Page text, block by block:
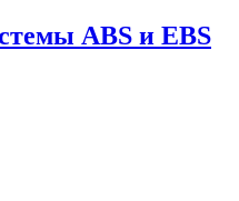
ABS и EBS